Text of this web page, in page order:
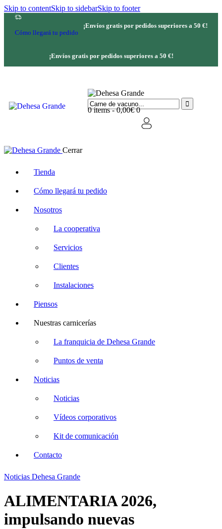
Skip to contentSkip to sidebarSkip to footer
Cómo llegará tu pedido
¡Envíos gratis por pedidos superiores a 50 €!
¡Envíos gratis por pedidos superiores a 50 €!
0 items - 0,00€ 0
Cerrar
Tienda
Cómo llegará tu pedido
Nosotros
La cooperativa
Servicios
Clientes
Instalaciones
Piensos
Nuestras carnicerías
La franquicia de Dehesa Grande
Puntos de venta
Noticias
Noticias
Vídeos corporativos
Kit de comunicación
Contacto
Noticias Dehesa Grande
ALIMENTARIA 2026,
impulsando nuevas